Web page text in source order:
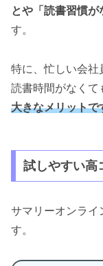
とや「読書習慣が
す。
特に、忙しい会社
読書時間がなくて
大きなメリットで
試しやすい高
サマリーオンライ
す。